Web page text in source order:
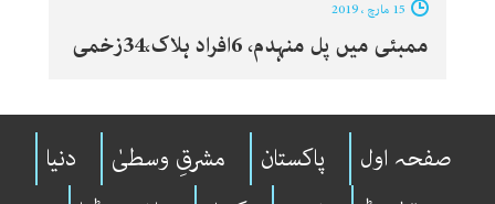
ممبئی میں پل منہدم، 6افراد ہلاک،34زخمی
صفحہ اول پاکستان مشرقِ وسطیٰ
دنیا